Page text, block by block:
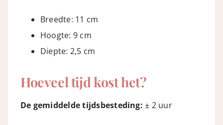
Breedte: 11 cm
Hoogte: 9 cm
Diepte: 2,5 cm
Hoeveel tijd kost het?
De gemiddelde tijdsbesteding: ± 2 uur